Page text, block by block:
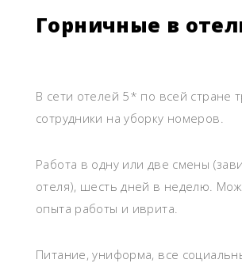
Горничные в
В сети отелей 5* по всей стране
сотрудники на уборку номеров.
Работа в одну или две смены
отеля), шесть дней в неделю.
опыта работы и иврита.
Питание, униформа, все